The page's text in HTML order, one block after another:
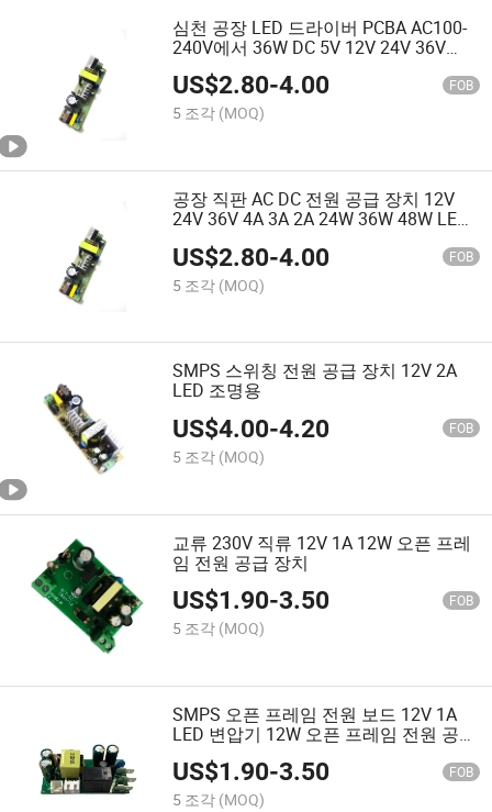
심천 공장 LED 드라이버 PCBA AC100-
240V에서 36W DC 5V 12V 24V 36V
48V 1A 2A 3A 변압기 오픈 프레임 전원
공급 장치 CCTV 카메라 전원 공급 보드
US$2.80-4.00 FOB
5 조각 (MOQ)
공장 직판 AC DC 전원 공급 장치 12V
24V 36V 4A 3A 2A 24W 36W 48W LED
공급 장치 36W
US$2.80-4.00 FOB
5 조각 (MOQ)
SMPS 스위칭 전원 공급 장치 12V 2A
LED 조명용
US$4.00-4.20 FOB
5 조각 (MOQ)
교류 230V 직류 12V 1A 12W 오픈 프레
임 전원 공급 장치
US$1.90-3.50 FOB
5 조각 (MOQ)
SMPS 오픈 프레임 전원 보드 12V 1A
LED 변압기 12W 오픈 프레임 전원 공급
장치 24V
US$1.90-3.50 FOB
5 조각 (MOQ)